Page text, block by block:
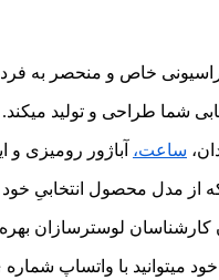
خاص و منحصر به
شما طراحی و تولید میکند.
ساعت، آباژور رومیزی و
از مدل محصول انتخابیِ خود
کارشناسان لوسترسازان بهره
شماره ی 09226427127 در ارتباط